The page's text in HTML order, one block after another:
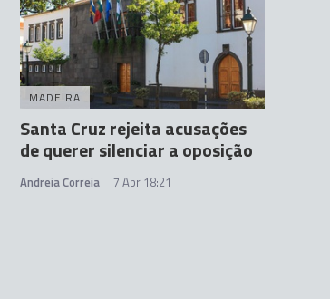
MADEIRA
Santa Cruz rejeita acusações
de querer silenciar a oposição
Andreia Correia 7 Abr 18:21